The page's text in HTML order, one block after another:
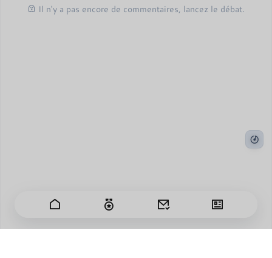
Il n'y a pas encore de commentaires, lancez le débat.